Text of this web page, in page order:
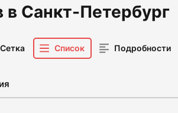
в Санкт-Петербург
Сетка Список Подробности